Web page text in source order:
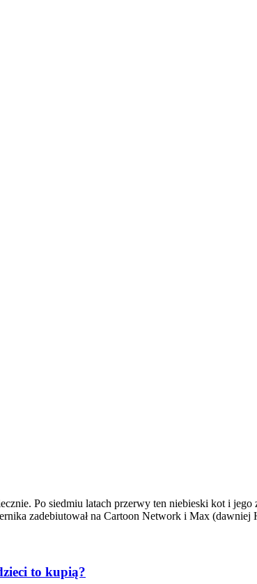
Po siedmiu latach przerwy ten niebieski kot i
zadebiutował na Cartoon Network i Max
to kupią?